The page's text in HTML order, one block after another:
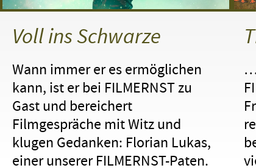
Voll ins Schwarze
Wann immer er es ermöglichen
kann, ist er bei FILMERNST zu
Gast und bereichert
Filmgespräche mit Witz und
klugen Gedanken: Florian Lukas,
einer unserer FILMERNST-Paten.